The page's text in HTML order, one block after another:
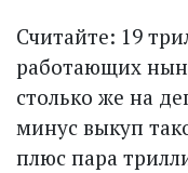
Считайте: 19
работающих
столько же на
минус выкуп
плюс пара